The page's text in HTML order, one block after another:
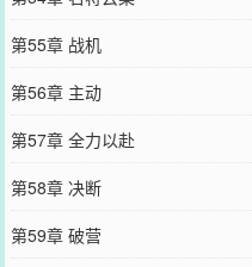
第55章 战机
第56章 主动
第57章 全力以赴
第58章 决断
第59章 破营